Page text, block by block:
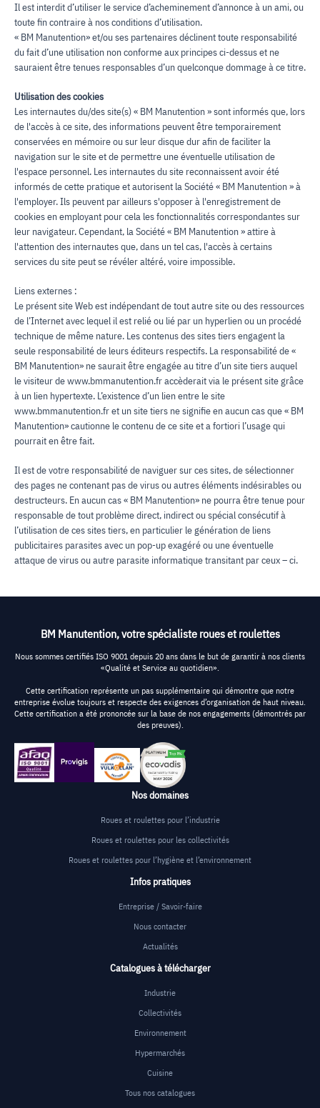
Il est interdit d’utiliser le service d’acheminement d’annonce à un ami, ou
toute fin contraire à nos conditions d’utilisation.
« BM Manutention» et/ou ses partenaires déclinent toute responsabilité
du fait d’une utilisation non conforme aux principes ci-dessus et ne
sauraient être tenues responsables d’un quelconque dommage à ce titre.
Utilisation des cookies
Les internautes du/des site(s) « BM Manutention » sont informés que, lors
de l'accès à ce site, des informations peuvent être temporairement
conservées en mémoire ou sur leur disque dur afin de faciliter la
navigation sur le site et de permettre une éventuelle utilisation de
l'espace personnel. Les internautes du site reconnaissent avoir été
informés de cette pratique et autorisent la Société « BM Manutention » à
l'employer. Ils peuvent par ailleurs s'opposer à l'enregistrement de
cookies en employant pour cela les fonctionnalités correspondantes sur
leur navigateur. Cependant, la Société « BM Manutention » attire à
l'attention des internautes que, dans un tel cas, l'accès à certains
services du site peut se révéler altéré, voire impossible.
Liens externes :
Le présent site Web est indépendant de tout autre site ou des ressources
de l’Internet avec lequel il est relié ou lié par un hyperlien ou un procédé
technique de même nature. Les contenus des sites tiers engagent la
seule responsabilité de leurs éditeurs respectifs. La responsabilité de «
BM Manutention» ne saurait être engagée au titre d’un site tiers auquel
le visiteur de www.bmmanutention.fr accèderait via le présent site grâce
à un lien hypertexte. L’existence d’un lien entre le site
www.bmmanutention.fr et un site tiers ne signifie en aucun cas que « BM
Manutention» cautionne le contenu de ce site et a fortiori l’usage qui
pourrait en être fait.
Il est de votre responsabilité de naviguer sur ces sites, de sélectionner
des pages ne contenant pas de virus ou autres éléments indésirables ou
destructeurs. En aucun cas « BM Manutention» ne pourra être tenue pour
responsable de tout problème direct, indirect ou spécial consécutif à
l’utilisation de ces sites tiers, en particulier le génération de liens
publicitaires parasites avec un pop-up exagéré ou une éventuelle
attaque de virus ou autre parasite informatique transitant par ceux – ci.
BM Manutention, votre spécialiste roues et roulettes
Nous sommes certifiés ISO 9001 depuis 20 ans dans le but de garantir à nos clients
«Qualité et Service au quotidien».
Cette certification représente un pas supplémentaire qui démontre que notre
entreprise évolue toujours et respecte des exigences d’organisation de haut niveau.
Cette certification a été prononcée sur la base de nos engagements (démontrés par
des preuves).
Nos domaines
Roues et roulettes pour l’industrie
Roues et roulettes pour les collectivités
Roues et roulettes pour l’hygiène et l’environnement
Infos pratiques
Entreprise / Savoir-faire
Nous contacter
Actualités
Catalogues à télécharger
Industrie
Collectivités
Environnement
Hypermarchés
Cuisine
Tous nos catalogues